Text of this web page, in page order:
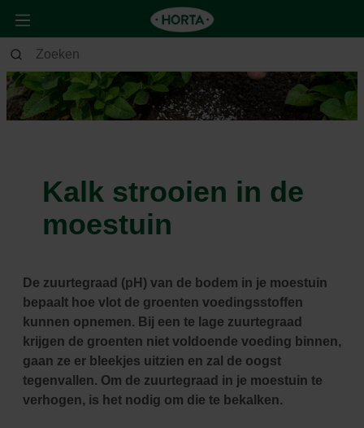
Kalk strooien in de
moestuin
De zuurtegraad (pH) van de bodem in je moestuin
bepaalt hoe vlot de groenten voedingsstoffen
kunnen opnemen. Bij een te lage zuurtegraad
krijgen de groenten niet voldoende voeding binnen,
gaan ze er bleekjes uitzien en zal de oogst
tegenvallen. Om de zuurtegraad in je moestuin te
verhogen, is het nodig om die te bekalken.